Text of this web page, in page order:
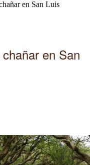
en San Luis
en San